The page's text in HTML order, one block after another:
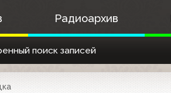
Радиоархив
поиск записей